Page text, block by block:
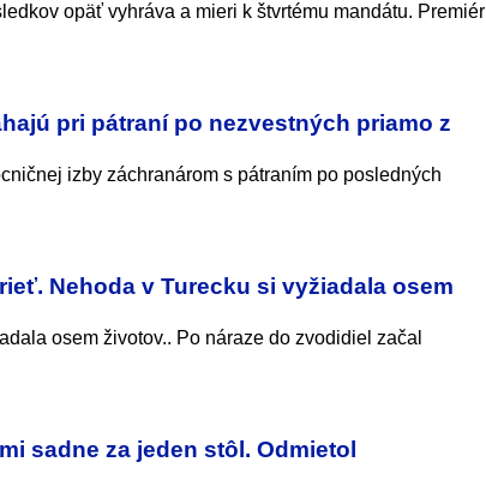
opäť vyhráva a mieri k štvrtému mandátu. Premiér
pri pátraní po nezvestných priamo z
izby záchranárom s pátraním po posledných
Nehoda v Turecku si vyžiadala osem
osem životov.. Po náraze do zvodidiel začal
sadne za jeden stôl. Odmietol